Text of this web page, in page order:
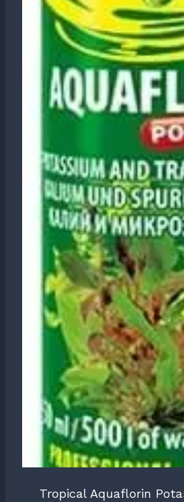
Tropical Aquaflorin